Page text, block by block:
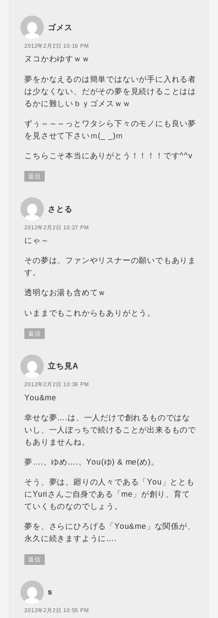
ゴメス
2012年2月2日 10:16 PM
ヌコかわゆすｗｗ
夢をかなえるのは簡単ではないが手に入れる者
は少なくない、だがその夢を見続けることはは
るかに難しいｂｙゴメスｗｗ
ずぅ～～～っとワタシら下々のモノにも良い夢
を見させて下さいｍ(_ _)ｍ
こちらこそ本当にありがとう！！！！です^^v
返信
さとる
2012年2月2日 10:27 PM
にゃ～
その夢は、ファンやリスナーの願いでもありま
す。
透明なお湯も含めてｗ
いままでもこれからもありがとう。
返信
立ち見A
2012年2月2日 10:36 PM
You&me
幸せな夢….は、一人だけで創れるものではな
いし、一人ぼっちで続けることが出来るもので
もありませんね。
夢….、ゆめ….、You(ゆ) & me(め)。
そう、夢は、廻りの人々である「You」ととも
にYuriさんご自身である「me」が創り、育て
ていくものなのでしょう。
夢を、さらにひろげる「You&me」な関係が、
永久に続きますように….
返信
s
2012年2月2日 10:55 PM